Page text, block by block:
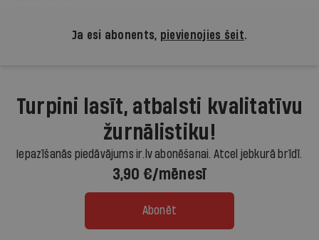
Ja esi abonents, pievienojies šeit.
Turpini lasīt, atbalsti kvalitatīvu
žurnālistiku!
Iepazīšanās piedāvājums ir.lv abonēšanai. Atcel jebkurā brīdī.
3,90 €/mēnesī
Abonēt